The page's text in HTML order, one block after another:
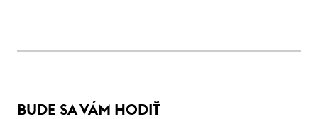
BUDE SA VÁM HODIŤ